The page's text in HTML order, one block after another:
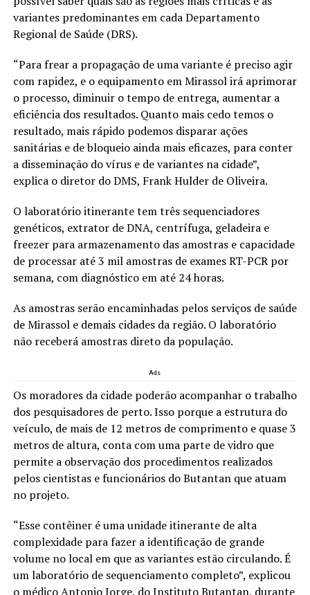
variantes predominantes em cada Departamento
Regional de Saúde (DRS).
“Para frear a propagação de uma variante é preciso agir
com rapidez, e o equipamento em Mirassol irá aprimorar
o processo, diminuir o tempo de entrega, aumentar a
eficiência dos resultados. Quanto mais cedo temos o
resultado, mais rápido podemos disparar ações
sanitárias e de bloqueio ainda mais eficazes, para conter
a disseminação do vírus e de variantes na cidade”,
explica o diretor do DMS, Frank Hulder de Oliveira.
O laboratório itinerante tem três sequenciadores
genéticos, extrator de DNA, centrífuga, geladeira e
freezer para armazenamento das amostras e capacidade
de processar até 3 mil amostras de exames RT-PCR por
semana, com diagnóstico em até 24 horas.
As amostras serão encaminhadas pelos serviços de saúde
de Mirassol e demais cidades da região. O laboratório
não receberá amostras direto da população.
Ads
Os moradores da cidade poderão acompanhar o trabalho
dos pesquisadores de perto. Isso porque a estrutura do
veículo, de mais de 12 metros de comprimento e quase 3
metros de altura, conta com uma parte de vidro que
permite a observação dos procedimentos realizados
pelos cientistas e funcionários do Butantan que atuam
no projeto.
“Esse contêiner é uma unidade itinerante de alta
complexidade para fazer a identificação de grande
volume no local em que as variantes estão circulando. É
um laboratório de sequenciamento completo”, explicou
o médico Antonio Jorge, do Instituto Butantan, durante